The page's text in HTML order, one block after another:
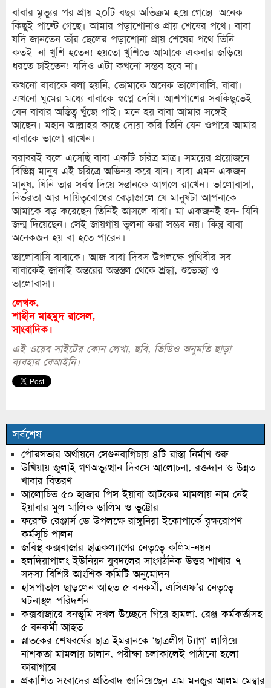
বাবার মৃত্যুর পর প্রায় ২০টি বছর অতিক্রম হয়ে গেছে৷ অনেক
কিছুই পাল্টে গেছে। আমার পড়াশোনাও প্রায় শেষের পথে। বাবা
যদি জানতেন তাঁর ছেলের পড়াশোনা প্রায় শেষের পথে তিনি
কতই–না খুশি হতেন! হয়তো খুশিতে আমাকে একবার জড়িয়ে
ধরতে চাইতেন! যদিও এটা কখনো সম্ভব হবে না।
কখনো বাবাকে বলা হয়নি, তোমাকে অনেক ভালোবাসি, বাবা।
এখনো ঘুমের মধ্যে বাবাকে স্বপ্নে দেখি। আশপাশের সবকিছুতেই
যেন বাবার অস্তিত্ব খুঁজে পাই। মনে হয় বাবা আমার সঙ্গেই
আছেন। মহান আল্লাহর কাছে দোয়া করি তিনি যেন ওপারে আমার
বাবাকে ভালো রাখেন।
বরাবরই বলে এসেছি বাবা একটি চরিত্র মাত্র। সময়ের প্রয়োজনে
বিভিন্ন মানুষ এই চরিত্রে অভিনয় করে যান। বাবা এমন একজন
মানুষ, যিনি তার সর্বস্ব দিয়ে সন্তানকে আগলে রাখেন। ভালোবাসা,
নির্ভরতা আর দায়িত্ববোধের বেড়াজালে যে মানুষটা আপনাকে
আমাকে বড় করেছেন তিনিই আসলে বাবা। মা একজনই হন- যিনি
জন্ম দিয়েছেন। সেই জায়গায় তুলনা করা সম্ভব নয়। কিন্তু বাবা
অনেকজন হয় বা হতে পারেন।
ভালোবাসি বাবাকে। আজ বাবা দিবস উপলক্ষে পৃথিবীর সব
বাবাকেই জানাই অন্তরের অন্তস্তল থেকে শ্রদ্ধা, শুভেচ্ছা ও
ভালোবাসা।
লেখক,
শাহীন মাহমুদ রাসেল,
সাংবাদিক।
এই ওয়েব সাইটের কোন লেখা, ছবি, ভিডিও অনুমতি ছাড়া
ব্যবহার বেআইনি।
সর্বশেষ
পৌরসভার অর্থায়নে সেগুনবাগিচায় ৪টি রাস্তা নির্মাণ শুরু
উখিয়ায় জুলাই গণঅভ্যুত্থান দিবসে আলোচনা, রক্তদান ও উন্নত
খাবার বিতরণ
আলোচিত ৫০ হাজার পিস ইয়াবা আটকের মামলায় নাম নেই
ইয়াবার মুল মালিক ডালিম ও ভুট্টোর
ফরেস্ট রেঞ্জার্স ডে উপলক্ষে রাঙ্গুনিয়া ইকোপার্কে বৃক্ষরোপণ
কর্মসূচি পালন
জবিস্থ কক্সবাজার ছাত্রকল্যাণের নেতৃত্বে কলিম-নয়ন
হলদিয়াপালং ইউনিয়ন যুবদলের সাংগঠনিক উত্তর শাখার ৭
সদস্য বিশিষ্ট আংশিক কমিটি অনুমোদন
হাসপাতাল ছাড়লেন আহত ৫ বনকর্মী, এসিএফ’র নেতৃত্বে
ঘটনাস্থল পরিদর্শন
কক্সবাজারে বনভূমি দখল উচ্ছেদে গিয়ে হামলা, রেঞ্জ কর্মকর্তাসহ
৫ বনকর্মী আহত
স্নাতকের শেষবর্ষের ছাত্র ইমরানকে ‘ছাত্রলীগ ট্যাগ’ লাগিয়ে
নাশকতা মামলায় চালান, পরীক্ষা চলাকালেই পাঠানো হলো
কারাগারে
প্রকাশিত সংবাদের প্রতিবাদ জানিয়েছেন এম মনজুর আলম মেম্বার